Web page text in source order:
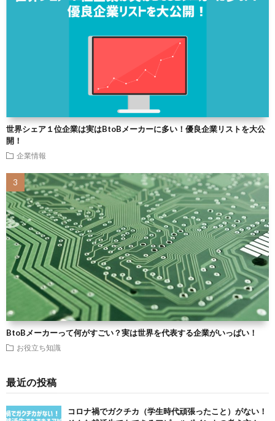
世界シェア１位企業は実はBtoBメーカーに多い！優良企業リストを大公
開！
企業情報
BtoBメーカーって何がすごい？実は世界を代表する企業がいっぱい！
お役立ち知識
最近の投稿
コロナ禍でガクチカ（学生時代頑張ったこと）がない！